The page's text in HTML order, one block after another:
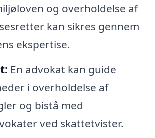
og overholdelse af
kan sikres gennem
ekspertise.
En advokat kan guide
i overholdelse af
og bistå med
ved skattetvister.